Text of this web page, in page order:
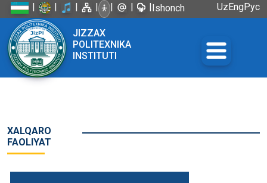
| | | | | | |Ishonch
UzEngРус
JIZZAX
POLITEXNIKA
INSTITUTI
XALQARO
FAOLIYAT